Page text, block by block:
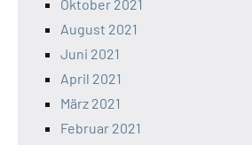
Oktober 2021
August 2021
Juni 2021
April 2021
März 2021
Februar 2021